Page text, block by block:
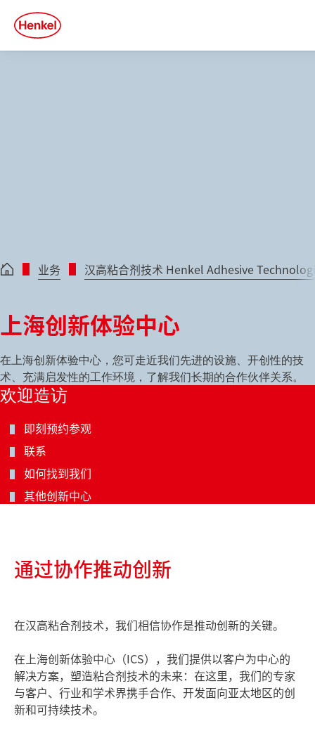
Skip to main content
Skip to footer
quick
search
业务 汉高粘合剂技术 Henkel Adhesive
上海创新体验中心
在上海创新体验中心，您可走近我们先进的设施、开创性的技
术、充满启发性的工作环境，了解我们长期的合作伙伴关系。
欢迎造访
即刻预约参观
联系
如何找到我们
其他创新中心
通过协作推动创新
在汉高粘合剂技术，我们相信协作是推动创新的关键。
在上海创新体验中心（ICS），我们提供以客户为中心的
解决方案，塑造粘合剂技术的未来：在这里，我们的专家
与客户、行业和学术界携手合作、开发面向亚太地区的创
新和可持续技术。